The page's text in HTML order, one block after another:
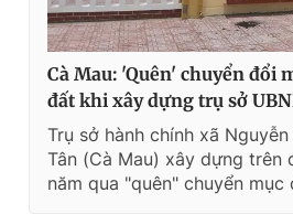
Cà Mau: 'Quên' chuyển đổi
đất khi xây dựng trụ sở
Trụ sở hành chính xã Nguyễn
Tân (Cà Mau) xây dựng trên
năm qua "quên" chuyển